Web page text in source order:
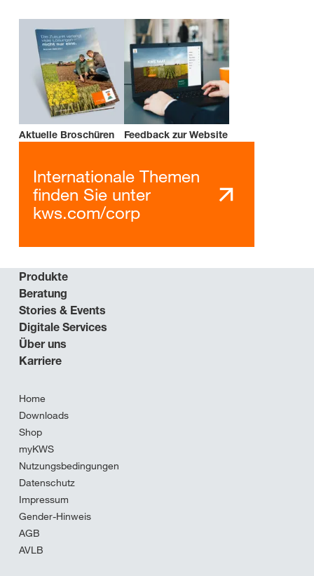
Aktuelle Broschüren Feedback zur Website
Internationale Themen
finden Sie unter
kws.com/corp
Produkte
Beratung
Stories & Events
Digitale Services
Über uns
Karriere
Home
Downloads
Shop
myKWS
Nutzungsbedingungen
Datenschutz
Impressum
Gender-Hinweis
AGB
AVLB